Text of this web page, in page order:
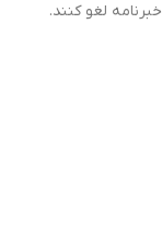
خبرنامه لغو کنند.